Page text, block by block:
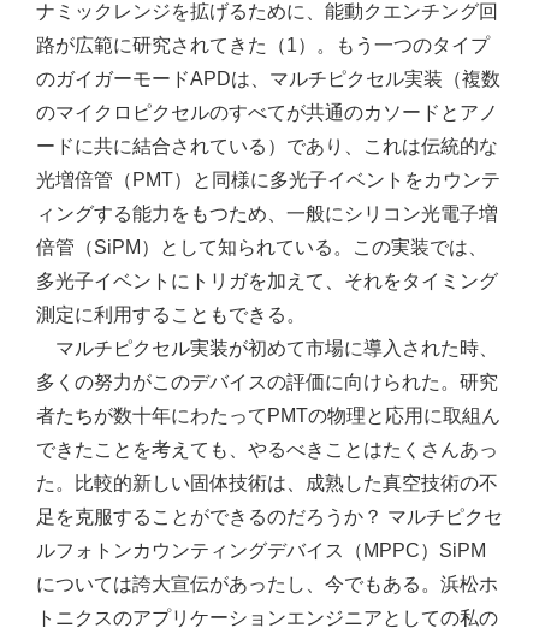
ナミックレンジを拡げるために、能動クエンチング回
路が広範に研究されてきた（1）。もう一つのタイプ
のガイガーモードAPDは、マルチピクセル実装（複数
のマイクロピクセルのすべてが共通のカソードとアノ
ードに共に結合されている）であり、これは伝統的な
光増倍管（PMT）と同様に多光子イベントをカウンテ
ィングする能力をもつため、一般にシリコン光電子増
倍管（SiPM）として知られている。この実装では、
多光子イベントにトリガを加えて、それをタイミング
測定に利用することもできる。
マルチピクセル実装が初めて市場に導入された時、
多くの努力がこのデバイスの評価に向けられた。研究
者たちが数十年にわたってPMTの物理と応用に取組ん
できたことを考えても、やるべきことはたくさんあっ
た。比較的新しい固体技術は、成熟した真空技術の不
足を克服することができるのだろうか？ マルチピクセ
ルフォトンカウンティングデバイス（MPPC）SiPM
については誇大宣伝があったし、今でもある。浜松ホ
トニクスのアプリケーションエンジニアとしての私の